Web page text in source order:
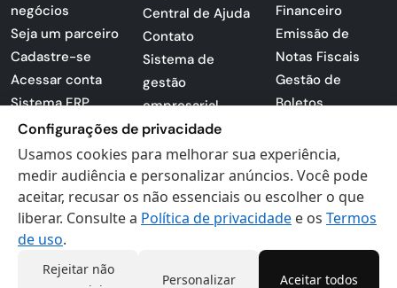
negócios
Seja um parceiro
Cadastre-se
Acessar conta
Sistema ERP
Apresentação
PDF
Loja -
Certificados
Digitais
Central de Ajuda
Contato
Sistema de
gestão
empresarial
Sistema para
lojas
Preferências de
cookies
Politica de
Financeiro
Emissão de
Notas Fiscais
Gestão de
Boletos
Configurações de privacidade
Usamos cookies para melhorar sua experiência,
medir audiência e personalizar anúncios. Você pode
aceitar, recusar os não essenciais ou escolher o que
liberar. Consulte a Política de privacidade e os Termos
de uso.
Rejeitar não
Personalizar Aceitar todos